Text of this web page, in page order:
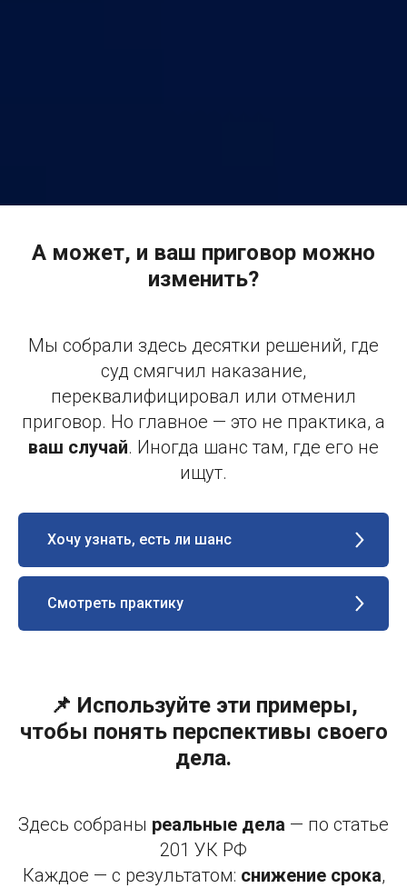
А может, и ваш приговор можно
изменить?
Мы собрали здесь десятки решений, где
суд смягчил наказание,
переквалифицировал или отменил
приговор. Но главное — это не практика, а
ваш случай. Иногда шанс там, где его не
ищут.
Хочу узнать, есть ли шанс
Смотреть практику
📌 Используйте эти примеры,
чтобы понять перспективы своего
дела.
Здесь собраны реальные дела — по статье
201 УК РФ
Каждое — с результатом: снижение срока,